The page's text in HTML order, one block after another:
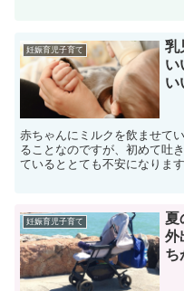
妊娠育児子育て
乳
い
い
赤ちゃんにミルクを飲ませて
ることなのですが、初めて吐
ているととても不安になりま
妊娠育児子育て
夏
外
ち